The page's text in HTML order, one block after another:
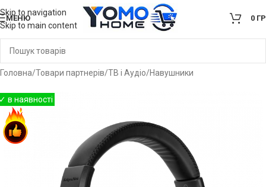
Skip to navigation
Skip to main content
МЕНЮ 0
Головна/Товари партнерів/ТВ і Аудіо/Навушники